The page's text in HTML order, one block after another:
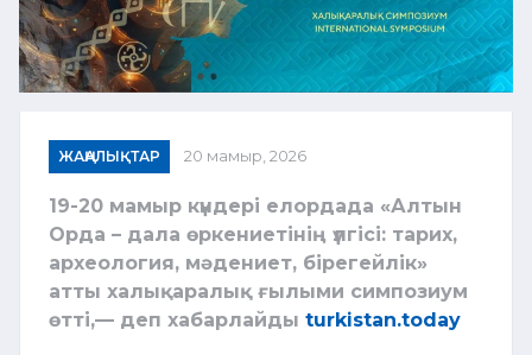
ЖАҢАЛЫҚТАР 20 мамыр, 2026
19-20 мамыр күндері елордада «Алтын
Орда – дала өркениетінің үлгісі: тарих,
археология, мәдениет, бірегейлік»
атты халықаралық ғылыми симпозиум
өтті,— деп хабарлайды turkistan.today